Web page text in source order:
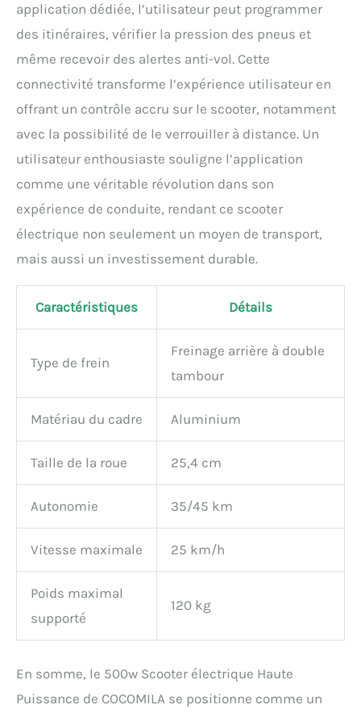
application dédiée, l’utilisateur peut programmer
des itinéraires, vérifier la pression des pneus et
même recevoir des alertes anti-vol. Cette
connectivité transforme l’expérience utilisateur en
offrant un contrôle accru sur le scooter, notamment
avec la possibilité de le verrouiller à distance. Un
utilisateur enthousiaste souligne l’application
comme une véritable révolution dans son
expérience de conduite, rendant ce scooter
électrique non seulement un moyen de transport,
mais aussi un investissement durable.
Caractéristiques Détails
Type de frein
Freinage arrière à double
tambour
Matériau du cadre Aluminium
Taille de la roue 25,4 cm
Autonomie 35/45 km
Vitesse maximale 25 km/h
Poids maximal
supporté
120 kg
En somme, le 500w Scooter électrique Haute
Puissance de COCOMILA se positionne comme un